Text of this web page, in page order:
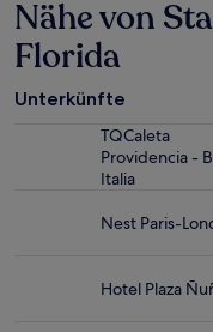
24 Stunden
für
einen
mit
2 Erwachsenen
gefunden
Nähe von
Florida
Unterkünfte
TQCaleta
Providencia -
Italia
Nest Paris-
Hotel Plaza